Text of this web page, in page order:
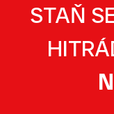
STAŇ